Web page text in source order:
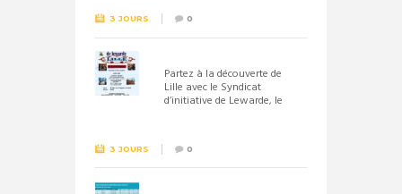
3 JOURS 0
Partez à la découverte de
Lille avec le Syndicat
d’initiative de Lewarde, le
3 JOURS 0